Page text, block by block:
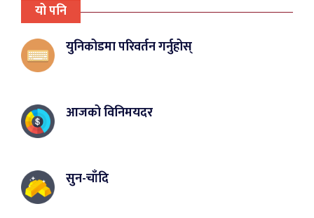
यो पनि
युनिकोडमा परिवर्तन गर्नुहोस्
आजको विनिमयदर
सुन-चाँदि